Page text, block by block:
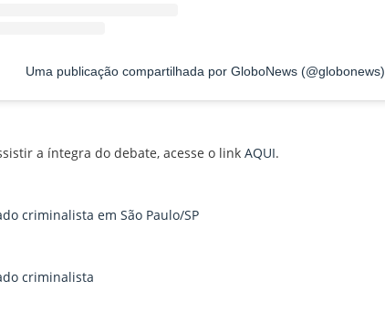
Uma publicação compartilhada por GloboNews (@globonews)
a íntegra do debate, acesse o link AQUI.
criminalista em São Paulo/SP
criminalista